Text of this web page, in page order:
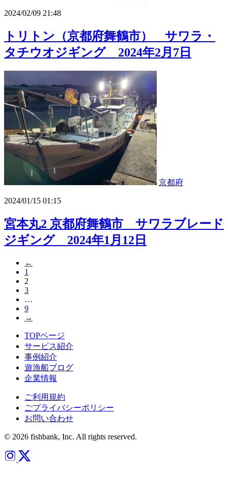
2024/02/09 21:48
トリトン（京都府舞鶴市） サワラ・
タチウオジギング 2024年2月7日
京都府
2024/01/15 01:15
宮本丸2 京都府舞鶴市 サワラブレード
ジギング 2024年1月12日
←
1
2
3
…
9
→
TOPページ
サービス紹介
事例紹介
遊漁船ブログ
企業情報
ご利用規約
ごプライバシーポリシー
お問い合わせ
© 2026 fishbank, Inc. All rights reserved.